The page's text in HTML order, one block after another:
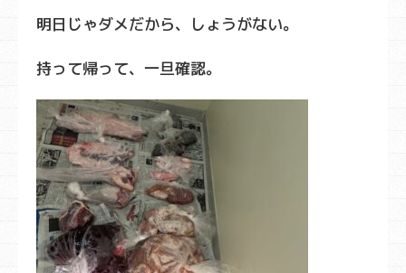
明日じゃダメだから、しょうがない。
持って帰って、一旦確認。